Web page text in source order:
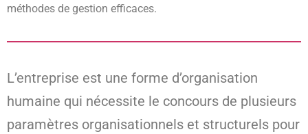
méthodes de gestion efficaces.
L’entreprise est une forme d’organisation
humaine qui nécessite le concours de plusieurs
paramètres organisationnels et structurels pour